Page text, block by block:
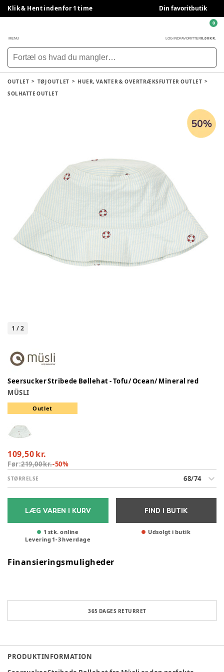
Klik & Hent indenfor 1 time Din favoritbutik
MENU LOG INDFAVORITTER0,00 KR.
0
OUTLET TØJ OUTLET
HUER, VANTER & OVERTRÆKSFUTTER OUTLET
SOLHATTE OUTLET
1 /2
Seersucker Stribede Bøllehat - Tofu/ Ocean/ Mineral red
MÜSLI
Outlet
109,50 kr.
Før:219,00 kr.-50%
STØRRELSE 68/74
LÆG VAREN I KURV
1 stk. online
Levering 1-3hverdage
FIND I BUTIK
Udsolgt i butik
Finansieringsmuligheder
365 DAGES RETURRET
PRODUKTINFORMATION